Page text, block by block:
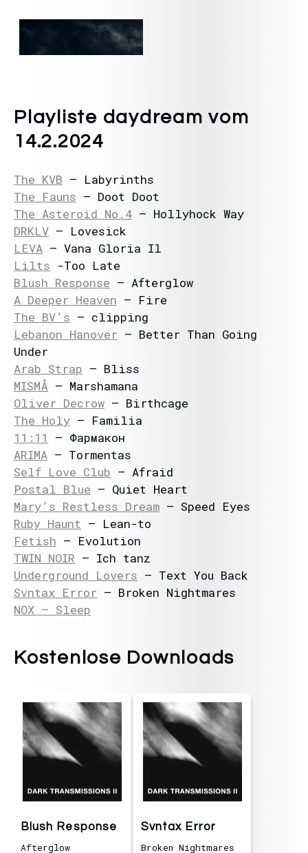
Playliste daydream vom
14.2.2024
The KVB – Labyrinths
The Fauns – Doot Doot
The Asteroid No.4 – Hollyhock Way
DRKLV – Lovesick
LEVA – Vana Gloria Il
Lilts -Too Late
Blush Response – Afterglow
A Deeper Heaven – Fire
The BV’s – clipping
Lebanon Hanover – Better Than Going
Under
Arab Strap – Bliss
MISMÅ – Marshamana
Oliver Decrow – Birthcage
The Holy – Familia
11:11
– Фармакон
ARIMA – Tormentas
Self Love Club – Afraid
Postal Blue – Quiet Heart
Mary’s Restless Dream – Speed Eyes
Ruby Haunt – Lean-to
Fetish – Evolution
TWIN NOIR – Ich tanz
Underground Lovers – Text You Back
Svntax Error – Broken Nightmares
NOX – Sleep
Kostenlose Downloads
Blush Response
Afterglow
Svntax Error
Broken Nightmares